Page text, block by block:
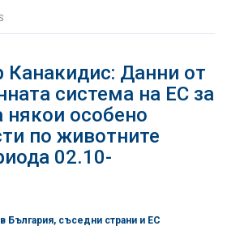
Канакидис: Данни от
система на ЕС за
някои особено
по животните
02.10-
България, съседни страни и ЕС